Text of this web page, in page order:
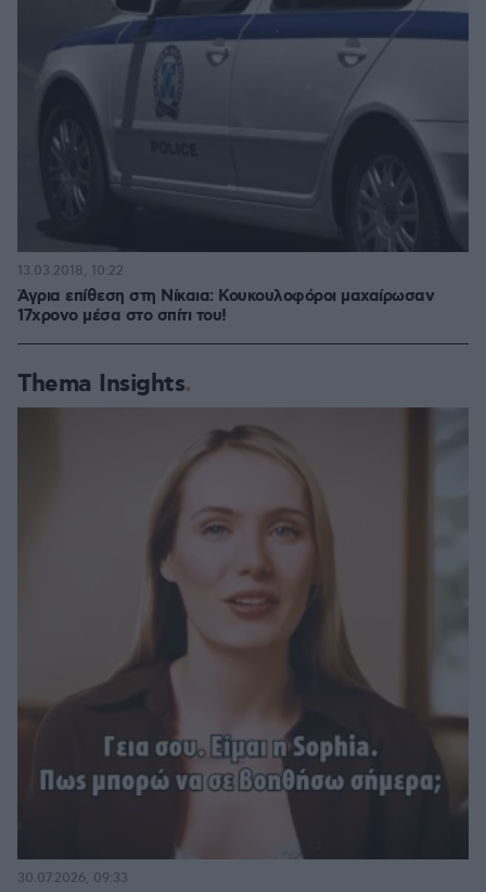
Άγρια επίθεση στη Νίκαια: Κουκουλοφόροι μαχαίρωσαν
17χρονο μέσα στο σπίτι του!
13.03.2018, 10:22
Thema Insights
30.07.2026, 09:33